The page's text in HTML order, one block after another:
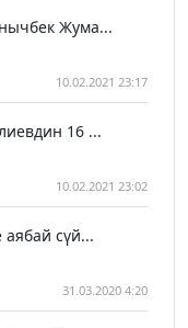
Жума...
10.02.2021 23:17
16 ...
10.02.2021 23:02
сүй...
31.03.2020 4:20